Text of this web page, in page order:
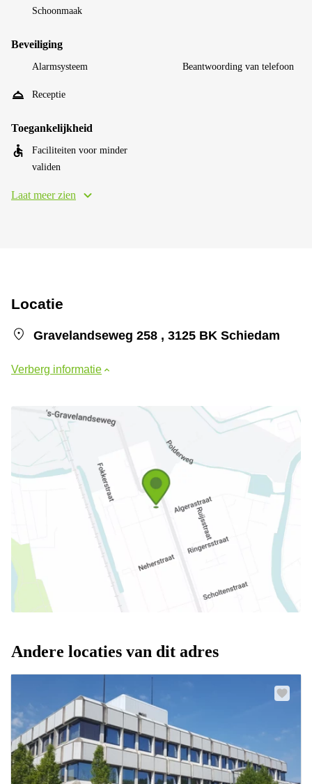
Schoonmaak
Beveiliging
Alarmsysteem Beantwoording van telefoon
Receptie
Toegankelijkheid
Faciliteiten voor minder
validen
Laat meer zien
Locatie
Gravelandseweg 258 , 3125 BK Schiedam
Verberg informatie
Andere locaties van dit adres